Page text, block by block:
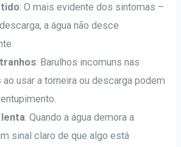
: O mais evidente dos sintomas –
a água não desce
: Barulhos incomuns nas
usar a torneira ou descarga podem
: Quando a água demora a
sinal claro de que algo está